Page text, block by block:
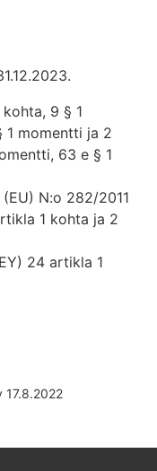
9 § 1
1 momentti ja 2
63 e § 1
N:o 282/2011
1 kohta ja 2
24 artikla 1
17.8.2022